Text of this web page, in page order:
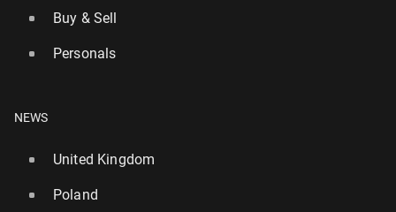
Buy & Sell
Personals
NEWS
United Kingdom
Poland